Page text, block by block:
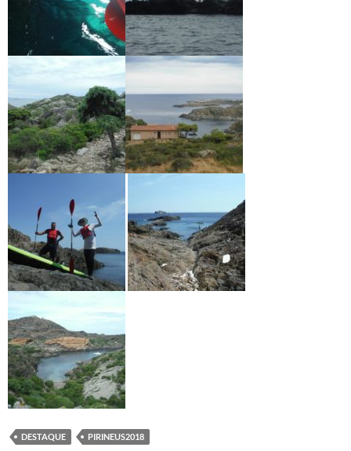
DESTAQUE PIRINEUS2018